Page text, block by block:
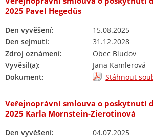
2025 Pavel Hegedüs
Den vyvěšení:
15.08.2025
Den sejmutí:
31.12.2028
Zdroj oznámení:
Obec Bludov
Vyvěsil(a):
Jana Kamlerová
Dokument:
Stáhnout
Veřejnoprávní smlouva o poskytnutí
2025 Karla Mornstein-Zierotinová
Den vyvěšení:
04.07.2025